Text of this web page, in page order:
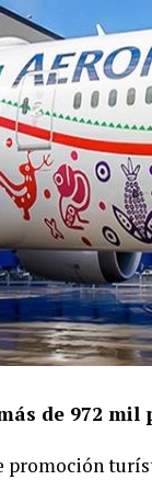
de 972 mil
promoción